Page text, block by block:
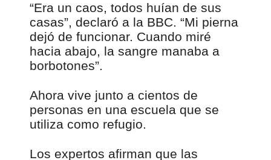
“Era un caos, todos huían de sus
casas”, declaró a la BBC. “Mi pierna
dejó de funcionar. Cuando miré
hacia abajo, la sangre manaba a
borbotones”.
Ahora vive junto a cientos de
personas en una escuela que se
utiliza como refugio.
Los expertos afirman que las